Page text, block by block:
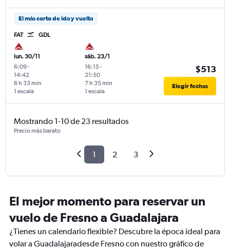
El más corto de ida y vuelta
FAT GDL
lun. 30/11
6:09-
14:42
1 escala
6 h 33 min
sáb. 23/1
16:15-
21:50
1 escala
7 h 35 min
$513
Elegir fechas
Mostrando 1-10 de 23 resultados
Precio más barato
1 2 3
El mejor momento para reservar un
vuelo de Fresno a Guadalajara
¿Tienes un calendario flexible? Descubre la época ideal para
volar a Guadalajaradesde Fresno con nuestro gráfico de